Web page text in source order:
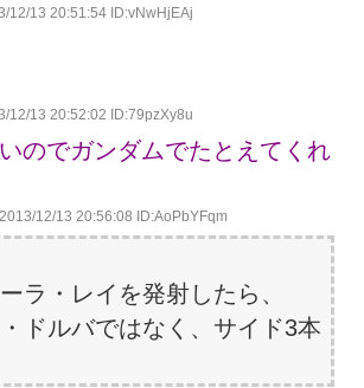
12/13 20:51:54 ID:vNwHjEAj
12/13 20:52:02 ID:79pzXy8u
のでガンダムでたとえてくれ
2013/12/13 20:56:08 ID:AoPbYFqm
ラ・レイを発射したら、
ドルバではなく、サイド3本